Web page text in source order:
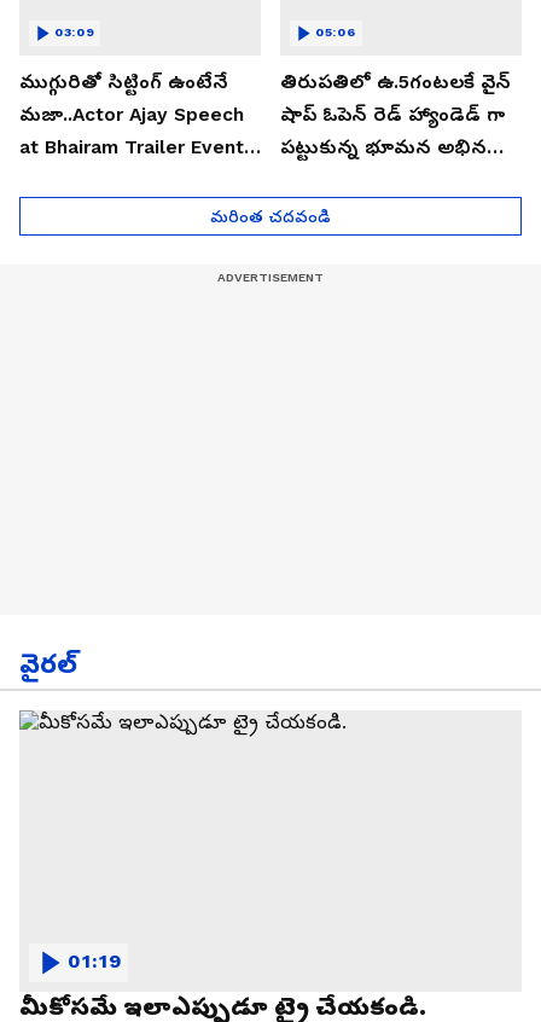
ముగ్గురితో సిట్టింగ్ ఉంటేనే
మజా..Actor Ajay Speech
at Bhairam Trailer Event |
03:09
తిరుపతిలో ఉ.5గంటలకే వైన్
షాప్ ఓపెన్ రెడ్ హ్యాండెడ్ గా
పట్టుకున్న భూమన అభినయ్|
05:06
మరింత చదవండి
వైరల్
మీకోసమే ఇలాఎప్పుడూ ట్రై చేయకండి.
01:19